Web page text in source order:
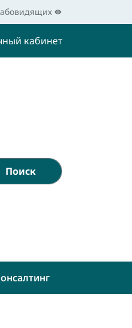
кабинет
Поиск